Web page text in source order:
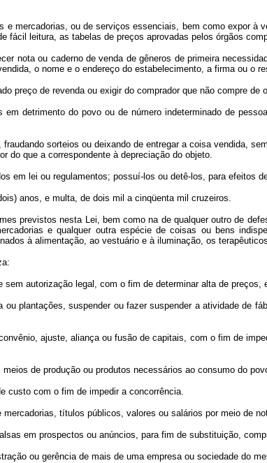
ou de serviços essenciais, bem como expor à
fácil leitura, as tabelas de preços aprovadas pelos órgãos
ou caderno de venda de gêneros de primeira
o nome e o endereço do estabelecimento, a firma ou o
de revenda ou exigir do comprador que não compre de
do povo ou de número indeterminado de
sorteios ou deixando de entregar a coisa vendida,
do que a correspondente à depreciação do objeto.
lei ou regulamentos; possuí-los ou detê-los, para efeitos
anos, e multa, de dois mil a cinqüenta mil cruzeiros.
nesta Lei, bem como na de qualquer outro de
e qualquer outra espécie de coisas ou bens
à alimentação, ao vestuário e à iluminação, os
autorização legal, com o fim de determinar alta de preços,
suspender ou fazer suspender a atividade de
ajuste, aliança ou fusão de capitais, com o fim de
de produção ou produtos necessários ao consumo do
com o fim de impedir a concorrência.
títulos públicos, valores ou salários por meio de
em prospectos ou anúncios, para fim de substituição,
ou gerência de mais de uma empresa ou sociedade do